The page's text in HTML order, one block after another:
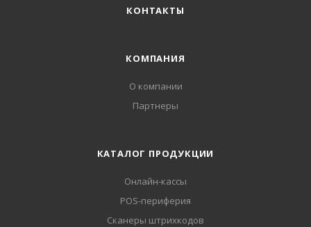
КОНТАКТЫ
КОМПАНИЯ
О компании
Партнеры
КАТАЛОГ ПРОДУКЦИИ
Онлайн-кассы
POS-периферия
Сканеры штрихкодов